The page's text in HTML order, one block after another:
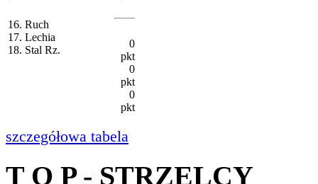
16. Ruch
17. Lechia
18. Stal Rz.
0
pkt
0
pkt
0
pkt
szczegółowa tabela
T O P - STRZELCY